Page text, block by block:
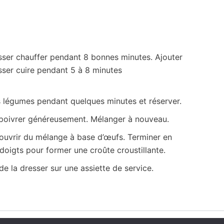
chauffer pendant 8 bonnes minutes. Ajouter
cuire pendant 5 à 8 minutes
pendant quelques minutes et réserver.
généreusement. Mélanger à nouveau.
du mélange à base d’œufs. Terminer en
pour former une croûte croustillante.
la dresser sur une assiette de service.